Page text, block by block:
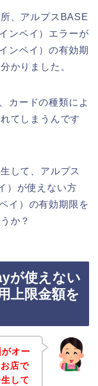
、アルプスBASE
ンペイ）エラーが
ンペイ）の有効期
かりました。
カードの種類によ
てしまうんです
して、アルプス
）が使えない方
イ）の有効期限を
か？
が使えない
上限金額を
オー
店で
して